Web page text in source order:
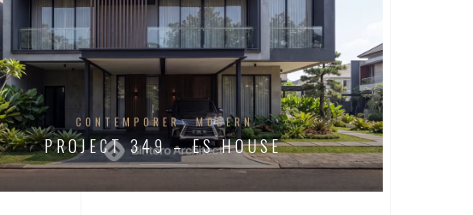
CONTEMPORER MODERN
PROJECT 349 – ES HOUSE